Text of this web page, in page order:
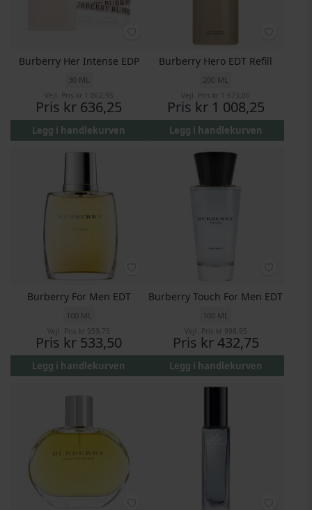
Burberry Her Intense EDP
30 ML
Vejl. Pris kr 1 062,95
Pris kr 636,25
Legg i handlekurven
Burberry Hero EDT Refill
200 ML
Vejl. Pris kr 1 673,00
Pris kr 1 008,25
Legg i handlekurven
Burberry For Men EDT
100 ML
Vejl. Pris kr 959,75
Pris kr 533,50
Legg i handlekurven
Burberry Touch For Men EDT
100 ML
Vejl. Pris kr 998,95
Pris kr 432,75
Legg i handlekurven